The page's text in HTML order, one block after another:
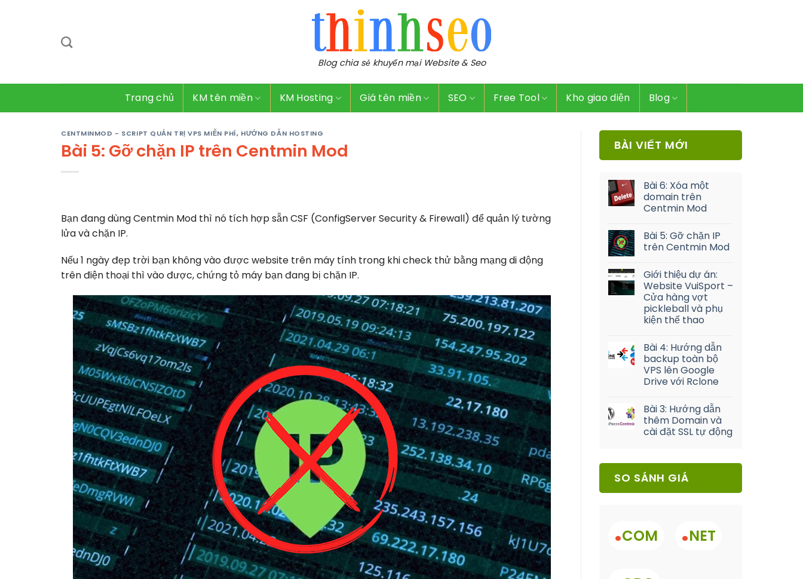
Blog chia sẻ khuyến mại Website & Seo
Trang chủ KM tên miền KM Hosting Giá tên miền SEO Free Tool Kho giao diện Blog
CENTMINMOD - SCRIPT QUẢN TRỊ VPS MIỄN PHÍ, HƯỚNG DẪN HOSTING
Bài 5: Gỡ chặn IP trên Centmin Mod
Bạn đang dùng Centmin Mod thì nó tích hợp sẵn CSF (ConfigServer Security & Firewall) để quản lý tường
lửa và chặn IP.
Nếu 1 ngày đẹp trời bạn không vào được website trên máy tính trong khi check thử bằng mạng di động
trên điện thoại thì vào được, chứng tỏ máy bạn đang bị chặn IP.
BÀI VIẾT MỚI
Bài 6: Xóa một
domain trên
Centmin Mod
Bài 5: Gỡ chặn IP
trên Centmin Mod
Giới thiệu dự án:
Website VuiSport –
Cửa hàng vợt
pickleball và phụ
kiện thể thao
Bài 4: Hướng dẫn
backup toàn bộ
VPS lên Google
Drive với Rclone
Bài 3: Hướng dẫn
thêm Domain và
cài đặt SSL tự động
SO SÁNH GIÁ
.COM .NET